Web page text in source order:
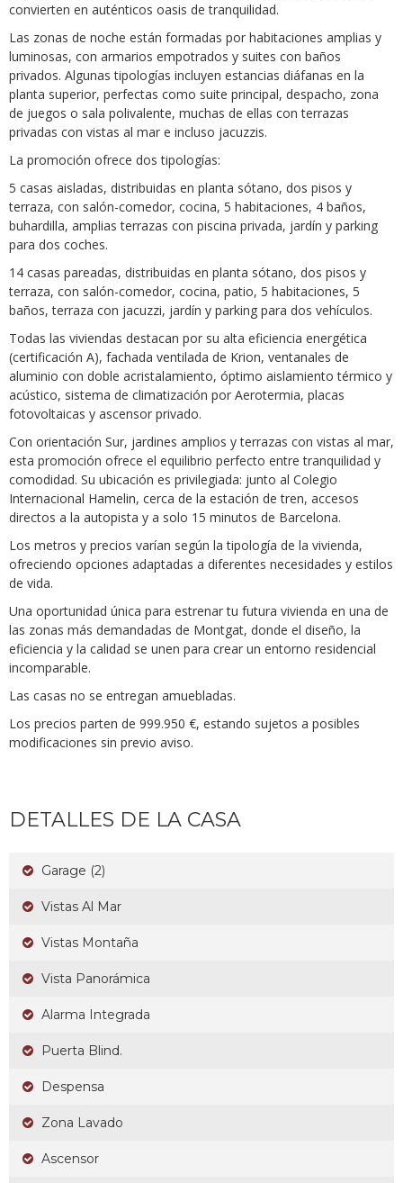
convierten en auténticos oasis de tranquilidad.
Las zonas de noche están formadas por habitaciones amplias y
luminosas, con armarios empotrados y suites con baños
privados. Algunas tipologías incluyen estancias diáfanas en la
planta superior, perfectas como suite principal, despacho, zona
de juegos o sala polivalente, muchas de ellas con terrazas
privadas con vistas al mar e incluso jacuzzis.
La promoción ofrece dos tipologías:
5 casas aisladas, distribuidas en planta sótano, dos pisos y
terraza, con salón-comedor, cocina, 5 habitaciones, 4 baños,
buhardilla, amplias terrazas con piscina privada, jardín y parking
para dos coches.
14 casas pareadas, distribuidas en planta sótano, dos pisos y
terraza, con salón-comedor, cocina, patio, 5 habitaciones, 5
baños, terraza con jacuzzi, jardín y parking para dos vehículos.
Todas las viviendas destacan por su alta eficiencia energética
(certificación A), fachada ventilada de Krion, ventanales de
aluminio con doble acristalamiento, óptimo aislamiento térmico y
acústico, sistema de climatización por Aerotermia, placas
fotovoltaicas y ascensor privado.
Con orientación Sur, jardines amplios y terrazas con vistas al mar,
esta promoción ofrece el equilibrio perfecto entre tranquilidad y
comodidad. Su ubicación es privilegiada: junto al Colegio
Internacional Hamelin, cerca de la estación de tren, accesos
directos a la autopista y a solo 15 minutos de Barcelona.
Los metros y precios varían según la tipología de la vivienda,
ofreciendo opciones adaptadas a diferentes necesidades y estilos
de vida.
Una oportunidad única para estrenar tu futura vivienda en una de
las zonas más demandadas de Montgat, donde el diseño, la
eficiencia y la calidad se unen para crear un entorno residencial
incomparable.
Las casas no se entregan amuebladas.
Los precios parten de 999.950 €, estando sujetos a posibles
modificaciones sin previo aviso.
DETALLES DE LA CASA
Garage (2)
Vistas Al Mar
Vistas Montaña
Vista Panorámica
Alarma Integrada
Puerta Blind.
Despensa
Zona Lavado
Ascensor